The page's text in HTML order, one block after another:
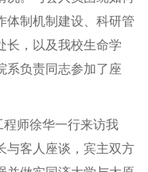
体制机制建设、科研管
长，以及我校生命学
系负责同志参加了座
师徐华一行来访我
与客人座谈，宾主双方